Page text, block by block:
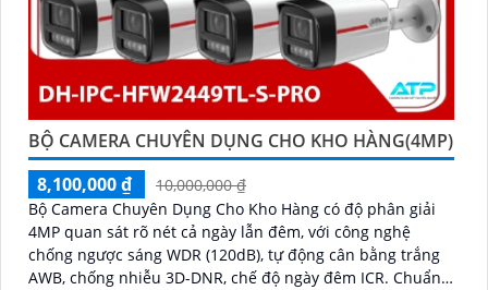
BỘ CAMERA CHUYÊN DỤNG CHO KHO HÀNG(4MP)
8,100,000 ₫
10,000,000 ₫
Bộ Camera Chuyên Dụng Cho Kho Hàng có độ phân giải
4MP quan sát rõ nét cả ngày lẫn đêm, với công nghệ
chống ngược sáng WDR (120dB), tự động cân bằng trắng
AWB, chống nhiễu 3D-DNR, chế độ ngày đêm ICR. Chuẩn